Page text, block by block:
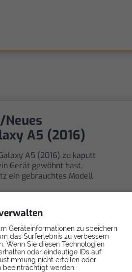
Geräteinformationen zu speichern
das Surferlebnis zu verbessern
Wenn Sie diesen Technologien
oder eindeutige IDs auf
nicht erteilen oder
beeinträchtigt werden.
A5 (2016)
A5 (2016) zu kaputt
Gerät gewöhnt hast,
ein gebrauchtes Modell